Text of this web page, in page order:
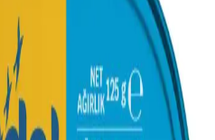
Yaratıcı
için ekmek, salata ve soslarla
Sağlıklı besin değeri ve pratik
keyifli hale geliyor.